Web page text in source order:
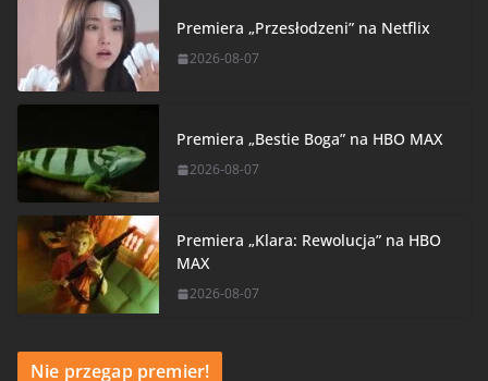
Premiera „Przesłodzeni” na Netflix
2026-08-07
Premiera „Bestie Boga” na HBO MAX
2026-08-07
Premiera „Klara: Rewolucja” na HBO
MAX
2026-08-07
Nie przegap premier!